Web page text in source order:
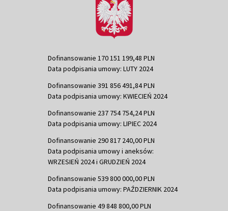
Dofinansowanie 170 151 199,48 PLN
Data podpisania umowy: LUTY 2024
Dofinansowanie 391 856 491,84 PLN
Data podpisania umowy: KWIECIEŃ 2024
Dofinansowanie 237 754 754,24 PLN
Data podpisania umowy: LIPIEC 2024
Dofinansowanie 290 817 240,00 PLN
Data podpisania umowy i aneksów:
WRZESIEŃ 2024 i GRUDZIEŃ 2024
Dofinansowanie 539 800 000,00 PLN
Data podpisania umowy: PAŹDZIERNIK 2024
Dofinansowanie 49 848 800,00 PLN